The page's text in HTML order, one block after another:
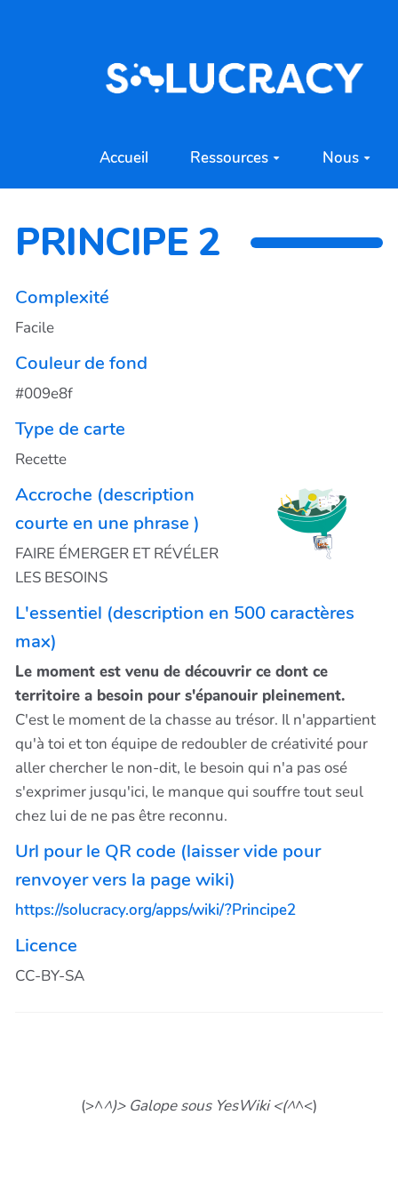
Accueil Ressources Nous
PRINCIPE 2
Complexité
Facile
Couleur de fond
#009e8f
Type de carte
Recette
Accroche (description
courte en une phrase )
FAIRE ÉMERGER ET RÉVÉLER
LES BESOINS
L'essentiel (description en 500 caractères
max)
Le moment est venu de découvrir ce dont ce
territoire a besoin pour s'épanouir pleinement.
C'est le moment de la chasse au trésor. Il n'appartient
qu'à toi et ton équipe de redoubler de créativité pour
aller chercher le non-dit, le besoin qui n'a pas osé
s'exprimer jusqu'ici, le manque qui souffre tout seul
chez lui de ne pas être reconnu.
Url pour le QR code (laisser vide pour
renvoyer vers la page wiki)
https://solucracy.org/apps/wiki/?Principe2
Licence
CC-BY-SA
(>^^)> Galope sous YesWiki <(^^<)